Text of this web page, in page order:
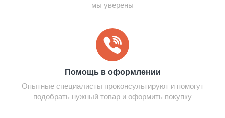
мы уверены
Помощь в оформлении
Опытные специалисты проконсультируют и помогут
подобрать нужный товар и оформить покупку